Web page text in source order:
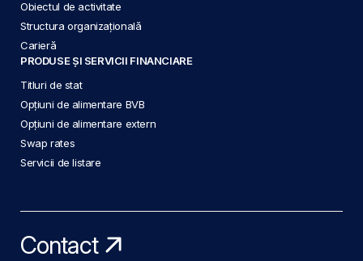
Obiectul de activitate
Structura organizațională
Carieră
PRODUSE ȘI SERVICII FINANCIARE
Titluri de stat
Opțiuni de alimentare BVB
Opțiuni de alimentare extern
Swap rates
Servicii de listare
Contact